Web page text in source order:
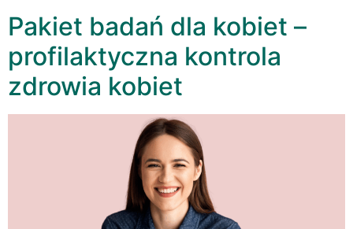
Pakiet badań dla kobiet –
profilaktyczna kontrola
zdrowia kobiet